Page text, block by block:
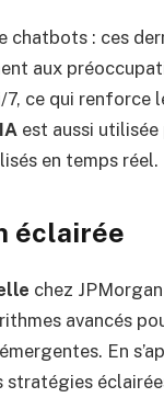
chatbots : ces
aux
ce qui renforce
IA est aussi utilisée
en temps réel.
éclairée
chez
avancés
En
stratégies